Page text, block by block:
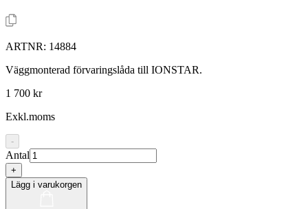
ARTNR: 14884
Väggmonterad förvaringslåda till IONSTAR.
1 700 kr
Exkl.moms
-
Antal
+
Lägg i varukorgen